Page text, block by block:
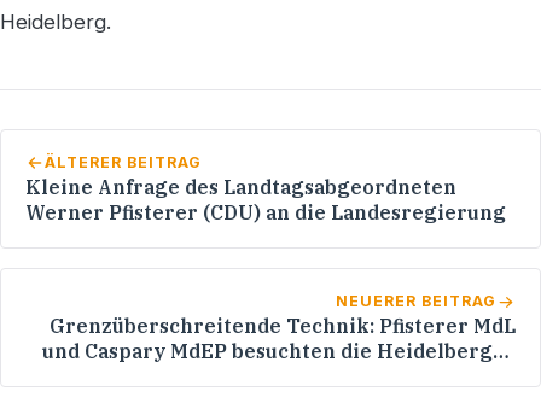
Heidelberg.
ÄLTERER BEITRAG
Kleine Anfrage des Landtagsabgeordneten
Werner Pfisterer (CDU) an die Landesregierung
NEUERER BEITRAG
Grenzüberschreitende Technik: Pfisterer MdL
und Caspary MdEP besuchten die Heidelberger